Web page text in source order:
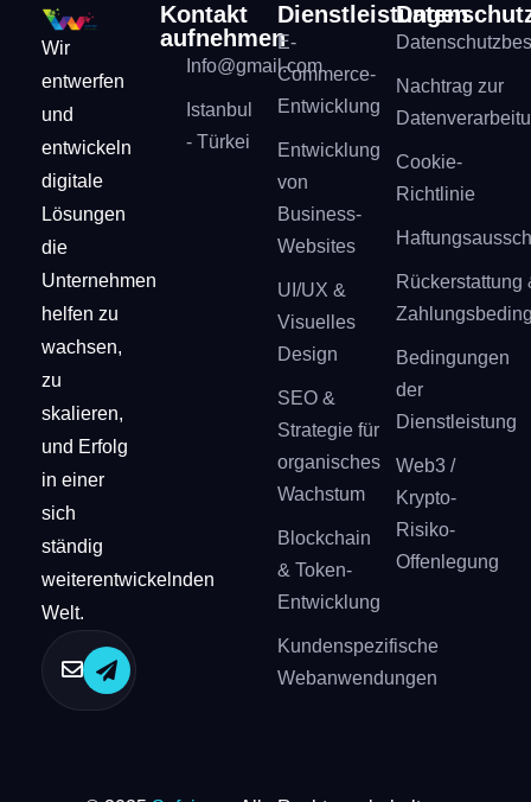
Wir
entwerfen
und
entwickeln
digitale
Lösungen
die
Unternehmen
helfen zu
wachsen,
zu
skalieren,
und Erfolg
in einer
sich
ständig
weiterentwickelnden
Welt.
Kontakt
aufnehmen
Info@gmail.com
Istanbul
- Türkei
Dienstleistungen
E-
Commerce-
Entwicklung
Entwicklung
von
Business-
Websites
UI/UX &
Visuelles
Design
SEO &
Strategie für
organisches
Wachstum
Blockchain
& Token-
Entwicklung
Kundenspezifische
Webanwendungen
Nachtrag zur
Cookie-
Richtlinie
Rückerstattung
Bedingungen
der
Dienstleistung
Web3 /
Krypto-
Risiko-
Offenlegung